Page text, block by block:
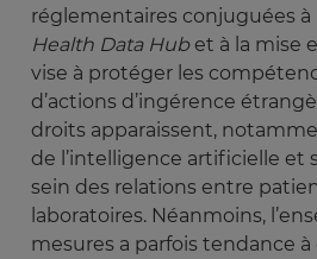
réglementaires conjuguées à
Health Data Hubet à la mise
vise à protéger les
d’actions d’ingérence
droits apparaissent,
de l’intelligence artificielle et
sein des relations entre
laboratoires. Néanmoins,
mesures a parfois tendance